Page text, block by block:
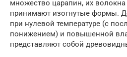
множество царапин, их
принимают изогнутые формы.
при нулевой температуре (с
понижением) и повышенной
представляют собой